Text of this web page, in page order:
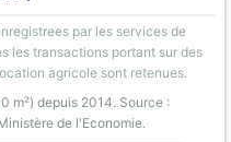
par les services de
les transactions portant sur des
agricole sont retenues.
m²) depuis 2014. Source :
de l'Economie.